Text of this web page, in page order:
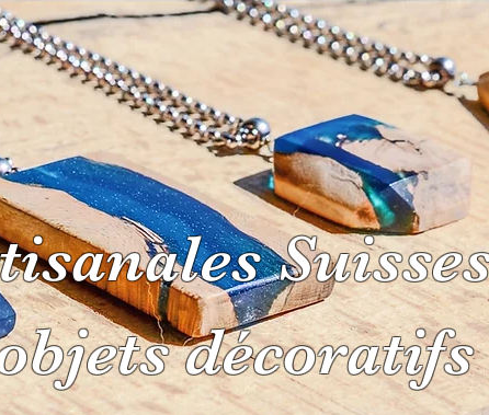
CONTACT MOBILIERS / DECO
décoratifs